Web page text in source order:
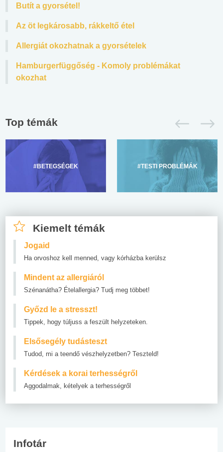
Butít a gyorsétel!
Az öt legkárosabb, rákkeltő étel
Allergiát okozhatnak a gyorsételek
Hamburgerfüggőség - Komoly problémákat
okozhat
Top témák
#BETEGSÉGEK #TESTI PROBLÉMÁK
Kiemelt témák
Jogaid
Ha orvoshoz kell menned, vagy kórházba kerülsz
Mindent az allergiáról
Szénanátha? Ételallergia? Tudj meg többet!
Győzd le a stresszt!
Tippek, hogy túljuss a feszült helyzeteken.
Elsősegély tudásteszt
Tudod, mi a teendő vészhelyzetben? Teszteld!
Kérdések a korai terhességről
Aggodalmak, kételyek a terhességről
Infotár